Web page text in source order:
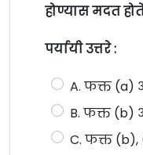
होण्यास मदत
पर्यायी उत्तरे :
A. फक्त (a)
B. फक्त (b)
C. फक्त